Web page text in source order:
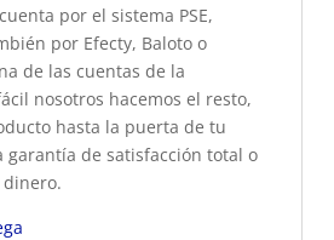
por el sistema PSE,
por Efecty, Baloto o
de las cuentas de la
nosotros hacemos el resto,
hasta la puerta de tu
garantía de satisfacción total o